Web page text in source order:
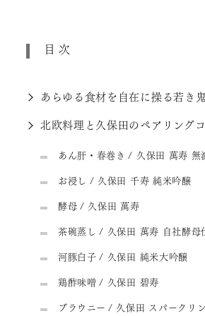
目次
あらゆる食材を自在に操る若き
北欧料理と久保田のペアリング
あん肝・春巻き / 久保田 萬寿 無
お浸し / 久保田 千寿 純米吟醸
酵母 / 久保田 萬寿
茶碗蒸し / 久保田 萬寿 自社酵母
河豚白子 / 久保田 純米大吟醸
鶏酢味噌 / 久保田 碧寿
ブラウニー / 久保田 スパークリ